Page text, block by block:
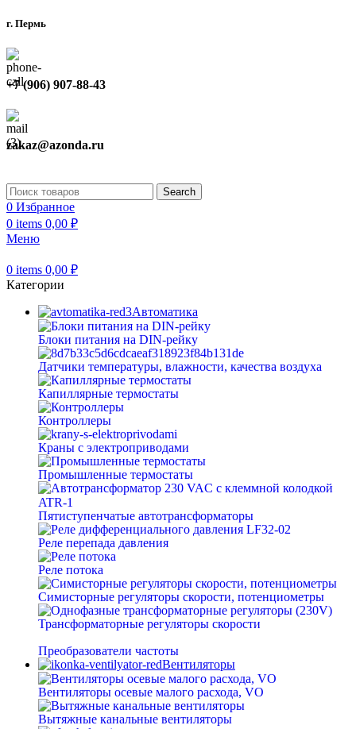
г. Пермь
+7 (906) 907-88-43
zakaz@azonda.ru
Search
0 Избранное
0 items 0,00 ₽
Меню
0 items 0,00 ₽
Категории
Автоматика
Блоки питания на DIN-рейку
Датчики температуры, влажности, качества воздуха
Капиллярные термостаты
Контроллеры
Краны с электроприводами
Промышленные термостаты
Пятиступенчатые автотрансформаторы
Реле перепада давления
Реле потока
Симисторные регуляторы скорости, потенциометры
Трансформаторные регуляторы скорости
Преобразователи частоты
Вентиляторы
Вентиляторы осевые малого расхода, VO
Вытяжные канальные вентиляторы